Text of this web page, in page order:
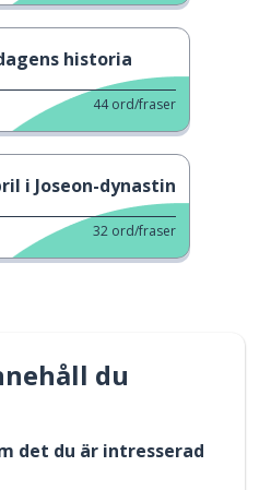
historia
44 ord/fraser
i Joseon-dynastin
32 ord/fraser
du
det du är intresserad